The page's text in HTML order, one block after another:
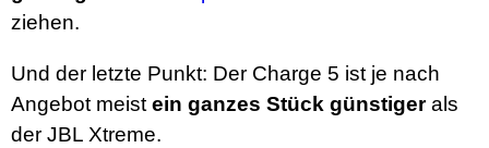
ziehen.
Und der letzte Punkt: Der Charge 5 ist je nach
Angebot meist ein ganzes Stück günstigerals
der JBL Xtreme.